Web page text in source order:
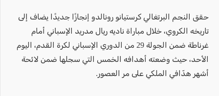
حقق النجم البرتغالي كرستيانو رونالدو إنجازًا جديدًا يضاف إلى
تاريخه الكروي، خلال مباراة ناديه ريال مدريد الإسباني أمام
غرناطة ضمن الجولة 29 من الدوري الإسباني لكرة القدم، اليوم
الأحد، حيث وضعته أهدافه الخمس التي سجلها ضمن لائحة
أشهر هدّافي الملكي على مر العصور.